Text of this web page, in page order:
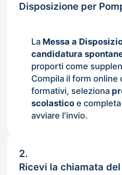
Disposizione per
La Messa a
candidatura
proporti come
Compila il form online
formativi, seleziona
scolasticoe completa
avviare l'invio.
2.
Ricevi la chiamata